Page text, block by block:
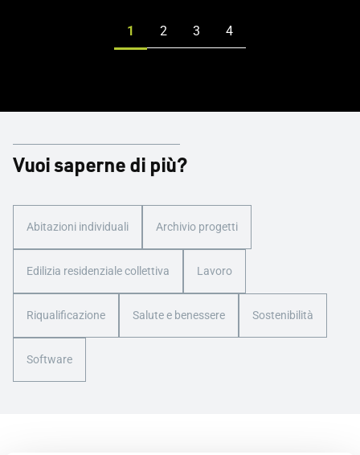
Vuoi saperne di più?
Abitazioni individuali Archivio progetti
Edilizia residenziale collettiva Lavoro
Riqualificazione Salute e benessere Sostenibilità
Software